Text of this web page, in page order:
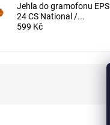
Jehla do gramofonu EPS
24 CS National /...
599 Kč